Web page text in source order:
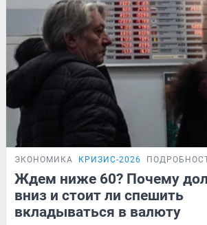
ЭКОНОМИКА КРИЗИС-2026
Ждем ниже 60? Почему
вниз и стоит ли спешить
вкладываться в валюту